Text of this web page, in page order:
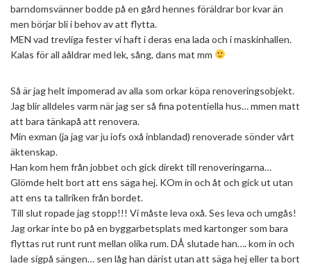
barndomsvänner bodde på en gård hennes föräldrar bor kvar än
men börjar bli i behov av att flytta.
MEN vad trevliga fester vi haft i deras ena lada och i maskinhallen.
Kalas för all aåldrar med lek, sång, dans mat mm
Så är jag helt impomerad av alla som orkar köpa renoveringsobjekt.
Jag blir alldeles varm när jag ser så fina potentiella hus… mmen matt
att bara tänkapå att renovera.
Min exman (ja jag var ju iofs oxå inblandad) renoverade sönder vårt
äktenskap.
Han kom hem från jobbet och gick direkt till renoveringarna…
Glömde helt bort att ens säga hej. KOm in och åt och gick ut utan
att ens ta tallriken från bordet.
Till slut ropade jag stopp!!! Vi måste leva oxå. Ses leva och umgås!
Jag orkar inte bo på en byggarbetsplats med kartonger som bara
flyttas rut runt runt mellan olika rum. DÅ slutade han…. kom in och
lade sigpå sängen… sen låg han därist utan att säga hej eller ta bort